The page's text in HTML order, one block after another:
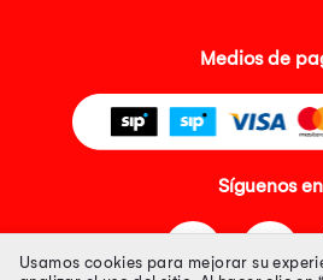
Medios de
Síguenos en
Usamos cookies para mejorar su